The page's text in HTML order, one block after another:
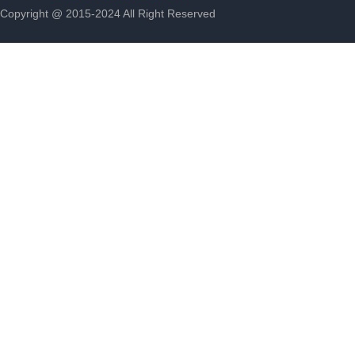
Copyright @ 2015-2024 All Right Reserved